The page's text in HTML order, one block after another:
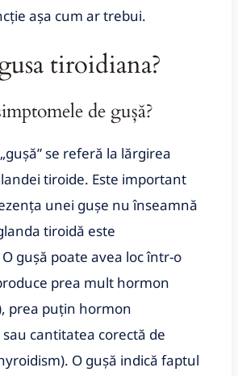
așa cum ar trebui.
tiroidiana?
de gușă?
se referă la lărgirea
tiroide. Este important
unei gușe nu înseamnă
tiroidă este
gușă poate avea loc într-o
prea mult hormon
prea puțin hormon
cantitatea corectă de
O gușă indică faptul